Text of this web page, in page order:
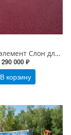
Игровой элемент Слон для развития тактильных навыков
290 000 ₽
В корзину